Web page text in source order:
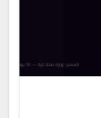
المصدر: وزارة صحة غزة — 10 يونيو 2026